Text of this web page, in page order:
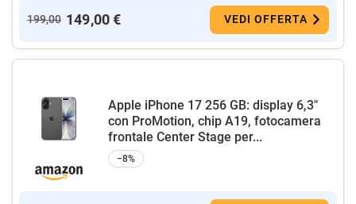
199,00 149,00 € VEDI OFFERTA
Apple iPhone 17 256 GB: display 6,3"
con ProMotion, chip A19, fotocamera
frontale Center Stage per...
−8%